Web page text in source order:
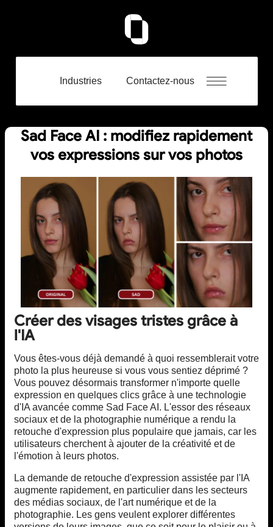
Industries Contactez-nous
Sad Face AI : modifiez rapidement
vos expressions sur vos photos
Créer des visages tristes grâce à
l'IA
Vous êtes-vous déjà demandé à quoi ressemblerait votre
photo la plus heureuse si vous vous sentiez déprimé ?
Vous pouvez désormais transformer n'importe quelle
expression en quelques clics grâce à une technologie
d'IA avancée comme Sad Face AI. L'essor des réseaux
sociaux et de la photographie numérique a rendu la
retouche d'expression plus populaire que jamais, car les
utilisateurs cherchent à ajouter de la créativité et de
l'émotion à leurs photos.
La demande de retouche d'expression assistée par l'IA
augmente rapidement, en particulier dans les secteurs
des médias sociaux, de l'art numérique et de la
photographie. Les gens veulent explorer différentes